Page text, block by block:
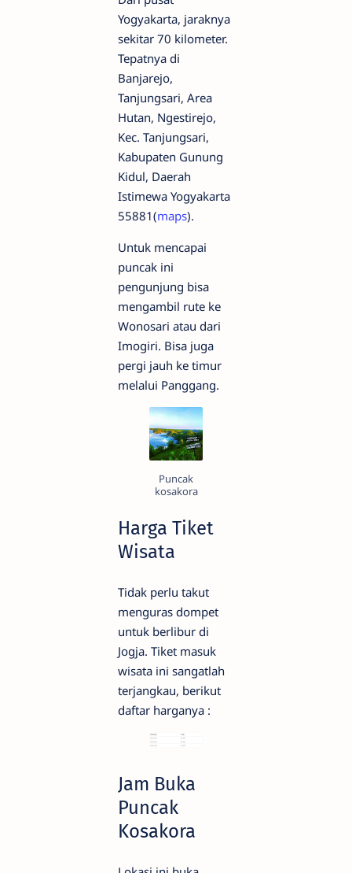
Yogyakarta, jaraknya
sekitar 70 kilometer.
Tepatnya di
Banjarejo,
Tanjungsari, Area
Hutan, Ngestirejo,
Kec. Tanjungsari,
Kabupaten Gunung
Kidul, Daerah
Istimewa Yogyakarta
55881(maps).
Untuk mencapai
puncak ini
pengunjung bisa
mengambil rute ke
Wonosari atau dari
Imogiri. Bisa juga
pergi jauh ke timur
melalui Panggang.
Puncak
kosakora
Harga Tiket
Wisata
Tidak perlu takut
menguras dompet
untuk berlibur di
Jogja. Tiket masuk
wisata ini sangatlah
terjangkau, berikut
daftar harganya :
Jam Buka
Puncak
Kosakora